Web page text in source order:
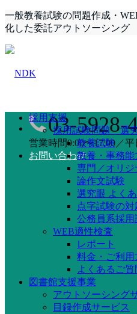
一般教養試験の問題作成・
化した委託アウトソーシング
03-5928-
営業時間9:00〜17:00／
お問い合わせ
採用支援
採用試験問題 選
教養試験
教養・事務能
専門／オリジ
論作文試験
選究眼 よく
点字試験の
公務員系採
WEB適性検査
レポート
料金・ご利用
よくあるご質
図書館支援事業
アウトソーシング
目録作成サービス